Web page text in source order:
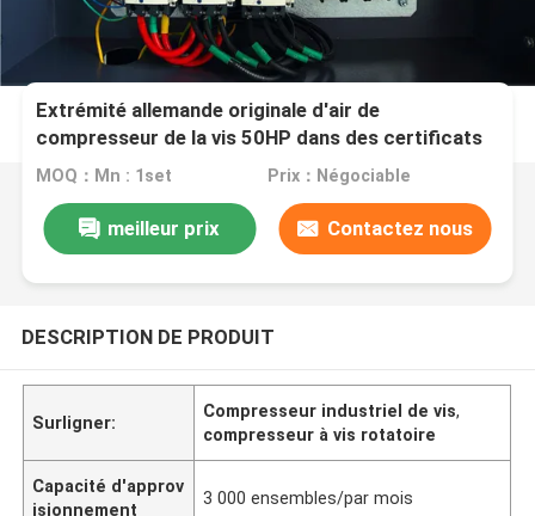
Extrémité allemande originale d'air de
compresseur de la vis 50HP dans des certificats
de la CE, 5 ans de garantie
MOQ：Mn : 1set Prix：Négociable
meilleur prix Contactez nous
DESCRIPTION DE PRODUIT
Surligner:
Compresseur industriel de vis,
compresseur à vis rotatoire
Capacité d'approv
isionnement
3 000 ensembles/par mois